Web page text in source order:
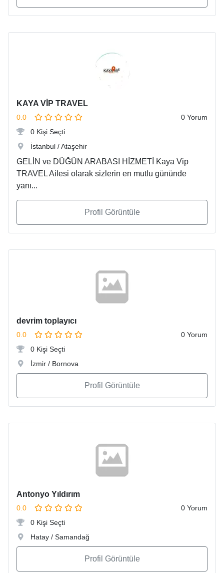
KAYA VİP TRAVEL
0.0
0 Yorum
0 Kişi Seçti
İstanbul / Ataşehir
GELİN ve DÜĞÜN ARABASI HİZMETİ Kaya Vip
TRAVEL Ailesi olarak sizlerin en mutlu gününde
yanı...
Profil Görüntüle
devrim toplayıcı
0.0
0 Yorum
0 Kişi Seçti
İzmir / Bornova
Profil Görüntüle
Antonyo Yıldırım
0.0
0 Yorum
0 Kişi Seçti
Hatay / Samandağ
Profil Görüntüle